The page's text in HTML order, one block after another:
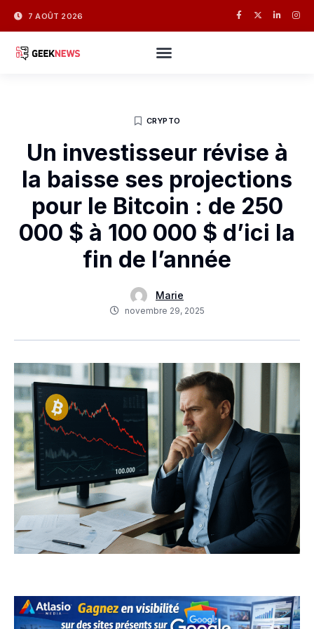
7 AOÛT 2026
CRYPTO
Un investisseur révise à
la baisse ses projections
pour le Bitcoin : de 250
000 $ à 100 000 $ d’ici la
fin de l’année
Marie
novembre 29, 2025